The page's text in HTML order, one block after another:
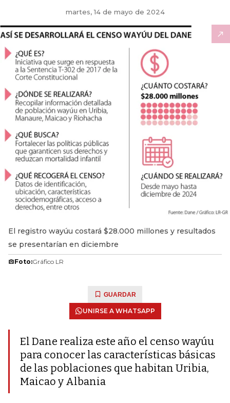
martes, 14 de mayo de 2024
El registro wayúu costará $28.000 millones y resultados
se presentarían en diciembre
Foto:Gráfico LR
GUARDAR
UNIRSE A WHATSAPP
El Dane realiza este año el censo wayúu
para conocer las características básicas
de las poblaciones que habitan Uribia,
Maicao y Albania